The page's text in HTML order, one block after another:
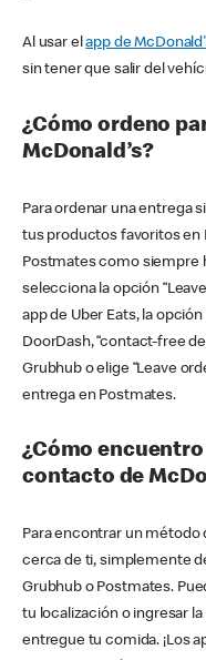
Al usar elapp de
sin tener que salir del
¿Cómo ordeno
McDonald’s?
Para ordenar una entrega
tus productos favoritos en
Postmates como siempre
selecciona la opción
app de Uber Eats, la
DoorDash, “contact-free
Grubhub o elige “Leave
entrega en Postmates.
¿Cómo
contacto de
Para encontrar un método
cerca de ti, simplemente
Grubhub o Postmates.
tu localización o ingresar
entregue tu comida. ¡Los